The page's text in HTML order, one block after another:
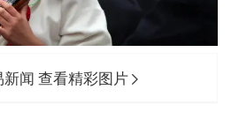
闻 查看精彩图片